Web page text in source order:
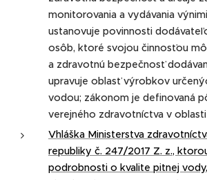
monitorovania a vydávania
ustanovuje povinnosti
osôb, ktoré svojou činnosťou
a zdravotnú bezpečnosť
upravuje oblasť výrobkov
vodou; zákonom je definovaná
verejného zdravotníctva v
Vhláška Ministerstva
republiky č. 247/2017 Z. z.,
podrobnosti o kvalite pitnej